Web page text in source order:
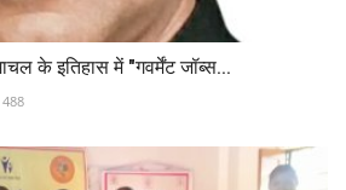
के इतिहास में "गवर्मेंट जॉब्स...
488